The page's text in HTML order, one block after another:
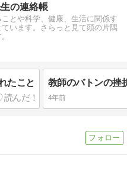
の連絡帳
とや科学、健康、生活に関係す
います。さらっと見て頭の片隅
たこと
4年前